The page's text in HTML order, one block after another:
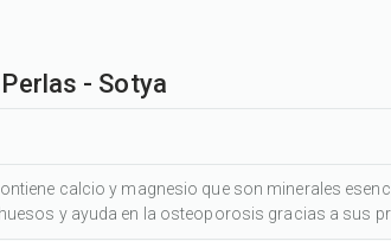
- Sotya
calcio y magnesio que son minerales
y ayuda en la osteoporosis gracias a sus